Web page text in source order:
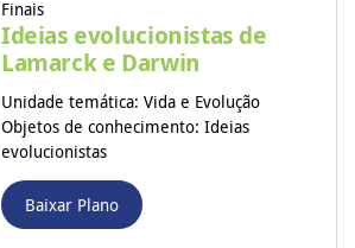
Finais
Ideias evolucionistas de
Lamarck e Darwin
Unidade temática: Vida e Evolução
Objetos de conhecimento: Ideias
evolucionistas
Baixar Plano